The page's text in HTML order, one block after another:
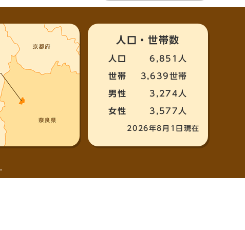
人口・世帯数
人口 6,851人
世帯 3,639世帯
男性 3,274人
女性 3,577人
2026年8月1日現在